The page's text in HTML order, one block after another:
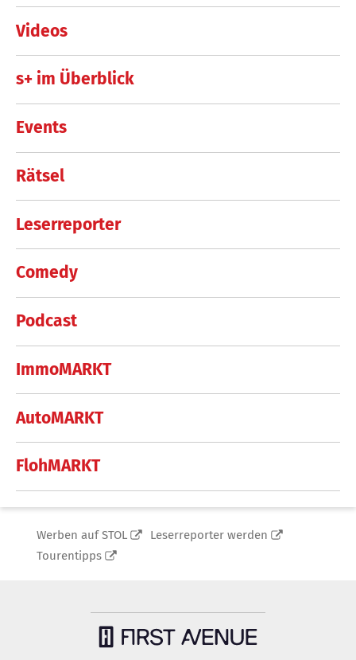
Videos
s+ im Überblick
Events
Rätsel
Leserreporter
Comedy
Podcast
ImmoMARKT
AutoMARKT
FlohMARKT
Werben auf STOL
Leserreporter werden
Tourentipps